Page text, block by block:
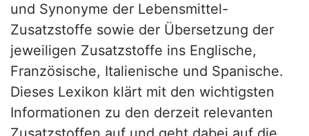
und Synonyme der Lebensmittel-
Zusatzstoffe sowie der Übersetzung der
jeweiligen Zusatzstoffe ins Englische,
Französische, Italienische und Spanische.
Dieses Lexikon klärt mit den wichtigsten
Informationen zu den derzeit relevanten